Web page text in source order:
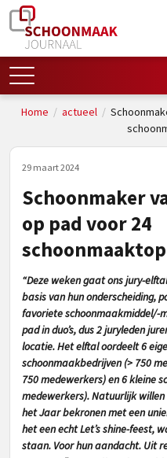
Home / actueel /
29 maart 2024
Schoonmaker
op pad voor 24
“Deze weken gaat ons jury-
basis van hun onderscheiding,
favoriete schoonmaakmiddel/-
pad in duo’s, dus 2 juryleden
locatie. Het elftal oordeelt 6
schoonmaakbedrijven (> 750
750 medewerkers) en 6 kleine
medewerkers). Natuurlijk
het Jaar bekronen met een
het een echt Let’s shine-feest,
staan. Voor hun aandacht. Uit